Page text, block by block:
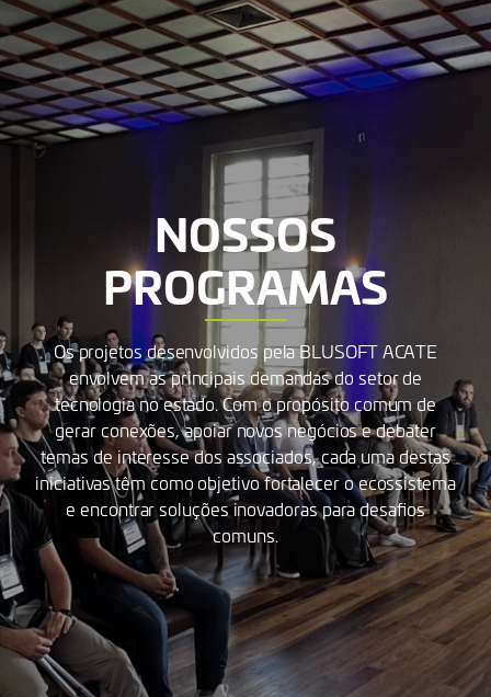
NOSSOS
PROGRAMAS
Os projetos desenvolvidos pela BLUSOFT ACATE
envolvem as principais demandas do setor de
tecnologia no estado. Com o propósito comum de
gerar conexões, apoiar novos negócios e debater
temas de interesse dos associados, cada uma destas
iniciativas têm como objetivo fortalecer o ecossistema
e encontrar soluções inovadoras para desafios
comuns.